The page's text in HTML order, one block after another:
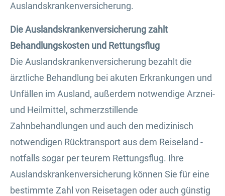
Auslandskrankenversicherung.
Die Auslandskrankenversicherung zahlt
Behandlungskosten und Rettungsflug
Die Auslandskrankenversicherung bezahlt die
ärztliche Behandlung bei akuten Erkrankungen und
Unfällen im Ausland, außerdem notwendige Arznei-
und Heilmittel, schmerzstillende
Zahnbehandlungen und auch den medizinisch
notwendigen Rücktransport aus dem Reiseland -
notfalls sogar per teurem Rettungsflug. Ihre
Auslandskrankenversicherung können Sie für eine
bestimmte Zahl von Reisetagen oder auch günstig